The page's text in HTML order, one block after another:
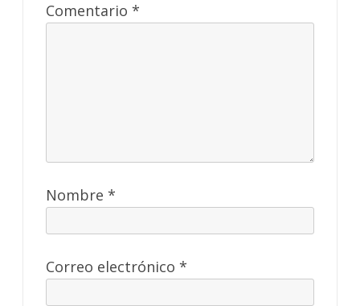
Comentario *
Nombre *
Correo electrónico *